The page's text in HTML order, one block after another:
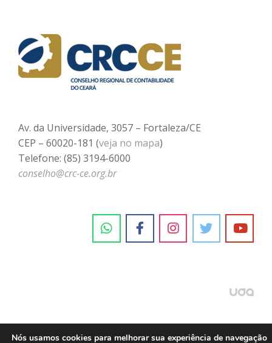
Av. da Universidade, 3057 – Fortaleza/CE
CEP – 60020-181 (veja no mapa)
Telefone: (85) 3194-6000
conselho@crc-ce.org.br
Nós usamos cookies para melhorar sua experiência de navegação